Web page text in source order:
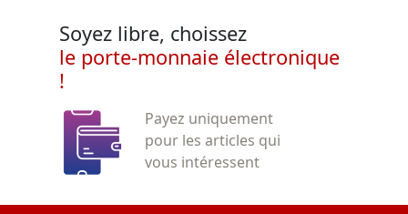
Soyez libre, choissez
le porte-monnaie électronique
!
Payez uniquement
pour les articles qui
vous intéressent